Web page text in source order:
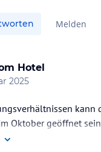
Melden
Hotel
2025
kann
Oktober geöffnet
Auf Wunsch